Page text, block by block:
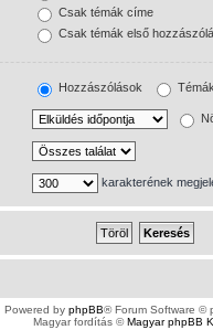
Csak témák címe
Csak témák első
Hozzászólások Témák
karakterének
Powered by phpBB® Forum Software ©
Magyar fordítás ©Magyar phpBB